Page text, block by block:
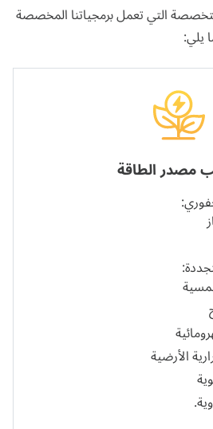
التي تعمل برمجياتنا المخصصة
يلي:
الطاقة
الأرضية